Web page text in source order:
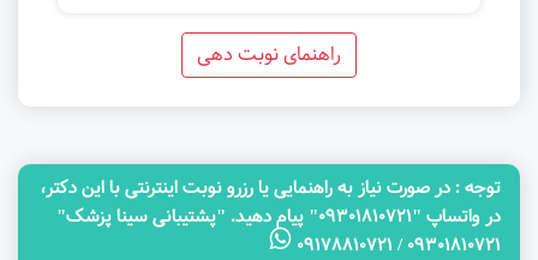
راهنمای نوبت دهی
توجه‌ : در صورت نیاز به راهنمایی یا رزرو نوبت اینترنتی با این دکتر،
در واتساپ "09301810721" پیام دهید. "پشتیبانی سینا پزشک"
09301810721 / 09178810721